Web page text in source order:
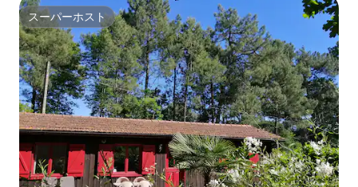
スーパーホスト
スーパーホスト